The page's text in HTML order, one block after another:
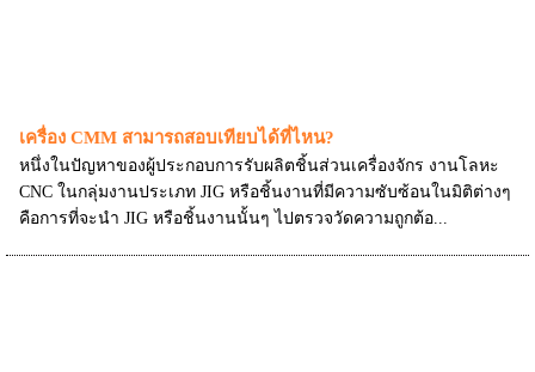
เครื่อง CMM สามารถสอบเทียบได้ที่ไหน?
หนึ่งในปัญหาของผู้ประกอบการรับผลิตชิ้นส่วนเครื่องจักร งานโลหะ
CNC ในกลุ่มงานประเภท JIG หรือชิ้นงานที่มีความซับซ้อนในมิติต่างๆ
คือการที่จะนำ JIG หรือชิ้นงานนั้นๆ ไปตรวจวัดความถูกต้อ...